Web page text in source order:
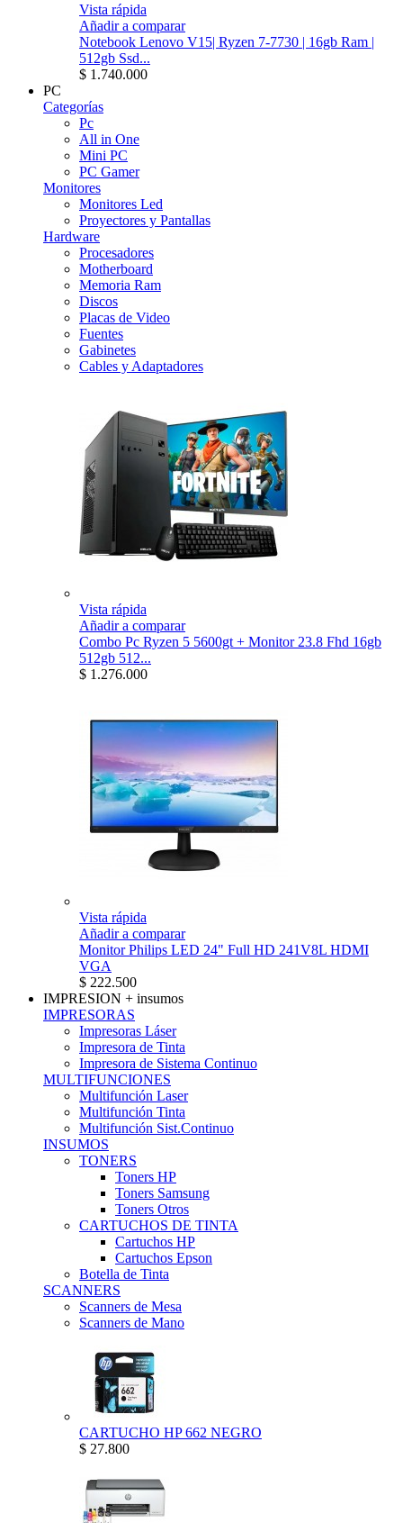
Vista rápida
Añadir a comparar
Notebook Lenovo V15| Ryzen 7-7730 | 16gb Ram |
512gb Ssd...
$ 1.740.000
PC
Categorías
Pc
All in One
Mini PC
PC Gamer
Monitores
Monitores Led
Proyectores y Pantallas
Hardware
Procesadores
Motherboard
Memoria Ram
Discos
Placas de Video
Fuentes
Gabinetes
Cables y Adaptadores
Vista rápida
Añadir a comparar
Combo Pc Ryzen 5 5600gt + Monitor 23.8 Fhd 16gb
512gb 512...
$ 1.276.000
Vista rápida
Añadir a comparar
Monitor Philips LED 24" Full HD 241V8L HDMI
VGA
$ 222.500
IMPRESION + insumos
IMPRESORAS
Impresoras Láser
Impresora de Tinta
Impresora de Sistema Continuo
MULTIFUNCIONES
Multifunción Laser
Multifunción Tinta
Multifunción Sist.Continuo
INSUMOS
TONERS
Toners HP
Toners Samsung
Toners Otros
CARTUCHOS DE TINTA
Cartuchos HP
Cartuchos Epson
Botella de Tinta
SCANNERS
Scanners de Mesa
Scanners de Mano
CARTUCHO HP 662 NEGRO
$ 27.800